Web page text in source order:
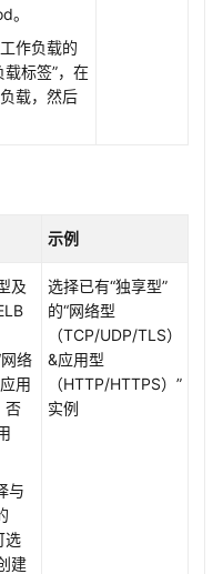
。
作负载的
载标签”，在
载，然后
示例
及
网络
用
否
与
选
建
选择已有“独享型”
的“网络型
（TCP/UDP/TLS）
&应用型
（HTTP/HTTPS）”
实例